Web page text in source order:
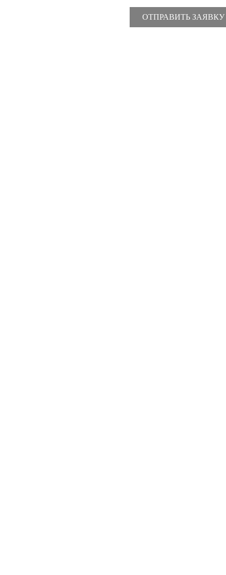
ОТПРАВИТЬ ЗАЯВКУ